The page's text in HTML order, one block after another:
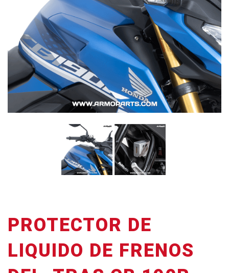
PROTECTOR DE
LIQUIDO DE FRENOS